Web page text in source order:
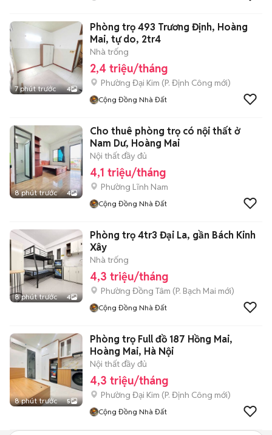
7 phút trước 4
Phòng trọ 493 Trương Định, Hoàng
Mai, tự do, 2tr4
Nhà trống
2,4 triệu/tháng
Phường Đại Kim (P. Định Công mới)
Cộng Đồng Nhà Đất
8 phút trước 4
Cho thuê phòng trọ có nội thất ở
Nam Dư, Hoàng Mai
Nội thất đầy đủ
4,1 triệu/tháng
Phường Lĩnh Nam
Cộng Đồng Nhà Đất
8 phút trước 4
Phòng trọ 4tr3 Đại La, gần Bách Kinh
Xây
Nhà trống
4,3 triệu/tháng
Phường Đồng Tâm (P. Bạch Mai mới)
Cộng Đồng Nhà Đất
8 phút trước 5
Phòng trọ Full đồ 187 Hồng Mai,
Hoàng Mai, Hà Nội
Nội thất đầy đủ
4,3 triệu/tháng
Phường Đại Kim (P. Định Công mới)
Cộng Đồng Nhà Đất